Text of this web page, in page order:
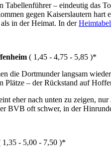
– eindeutig das
gegen Kaiserslautern
in der Heimat. In der
( 1,45 - 4,75 - 5,85 )*
die Dortmunder langsam
Plätze – der Rückstand auf
eher nach unten zu zeigen,
BVB oft schwer, in der
1,35 - 5,00 - 7,50 )*